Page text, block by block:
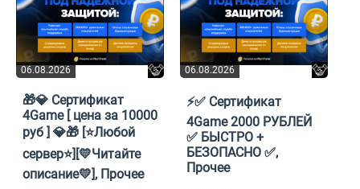
06.08.2026
🎁💎 Сертификат
4Game [ цена за 10000
руб ] 💎🎁 [⭐Любой
сервер⭐][💛Читайте
описание💛], Прочее
06.08.2026
⚡️✅ Сертификат
4Game 2000 РУБЛЕЙ
✅ БЫСТРО +
БЕЗОПАСНО ✅,
Прочее